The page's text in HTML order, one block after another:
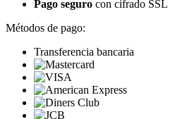
Pago seguro con cifrado SSL
Métodos de pago:
Transferencia bancaria